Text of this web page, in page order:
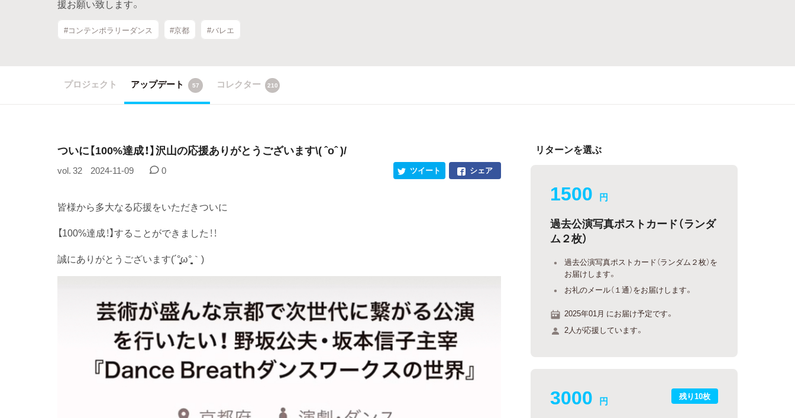
援お願い致します。
#コンテンポラリーダンス #京都 #バレエ
プロジェクト アップデート 57 コレクター 210
ついに【100%達成！】沢山の応援ありがとうございます\( ˆoˆ )/
vol. 32 2024-11-09 0 シェア
ツイート
皆様から多大なる応援をいただきついに
【100%達成！】することができました！！
誠にありがとうございます(´°̥̥̥̥̥̥̥̥ω°̥̥̥̥̥̥̥̥｀)
リターンを選ぶ
1500 円
過去公演写真ポストカード（ランダ
ム２枚）
過去公演写真ポストカード（ランダム２枚）を
お届けします。
お礼のメール（１通）をお届けします。
2025年01月 にお届け予定です。
2人が応援しています。
残り10枚
3000 円